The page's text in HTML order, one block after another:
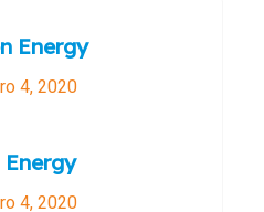
Energy
4, 2020
4, 2020